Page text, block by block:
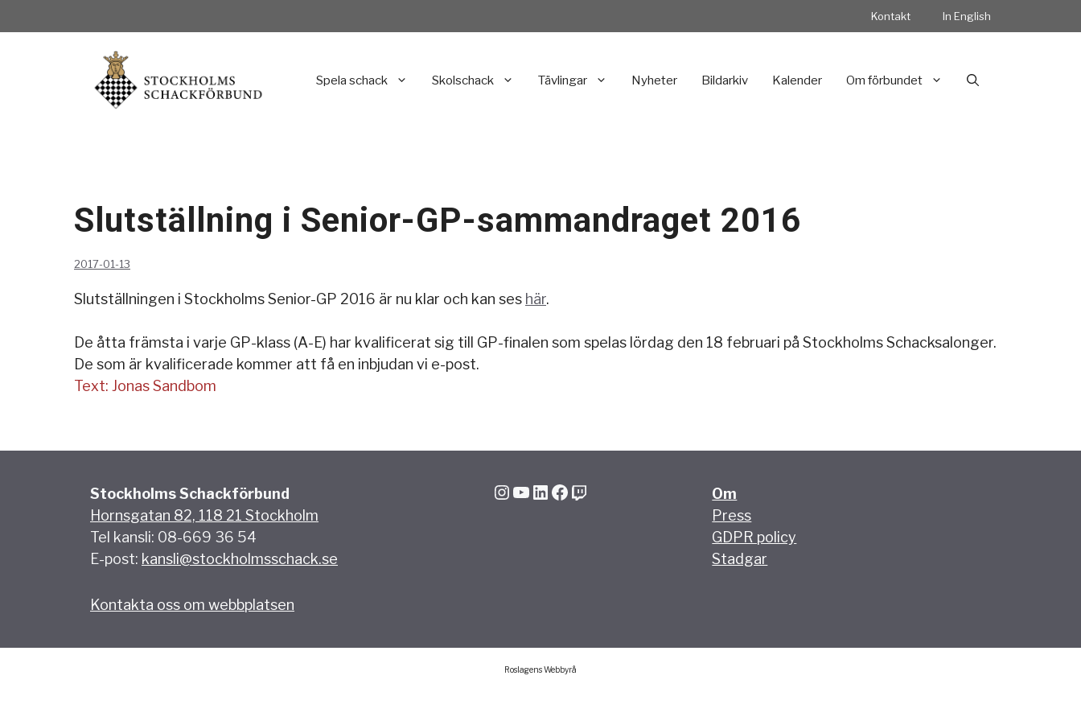
till
Kontakt In English
Spela schack Skolschack Tävlingar Nyheter Bildarkiv Kalender Om förbundet
Slutställning i Senior-GP-sammandraget 2016
2017-01-13
Slutställningen i Stockholms Senior-GP 2016 är nu klar och kan ses här.
De åtta främsta i varje GP-klass (A-E) har kvalificerat sig till GP-finalen som spelas lördag den 18 februari på Stockholms Schacksalonger.
De som är kvalificerade kommer att få en inbjudan vi e-post.
Text: Jonas Sandbom
Stockholms Schackförbund
Hornsgatan 82, 118 21 Stockholm
Tel kansli: 08-669 36 54
E-post: kansli@stockholmsschack.se
Kontakta oss om webbplatsen
InstagramYouTube LinkedIn Facebook Twitch
Om
Press
GDPR policy
Stadgar
Roslagens Webbyrå